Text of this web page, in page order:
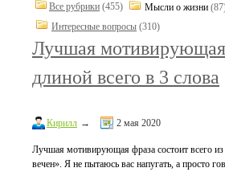
Все рубрики (455) Мысли о жизни
Интересные вопросы (310)
Лучшая
длиной всего в 3 слова
Кирилл → 2 мая 2020
Лучшая мотивирующая фраза состоит всего
вечен». Я не пытаюсь вас напугать, а просто